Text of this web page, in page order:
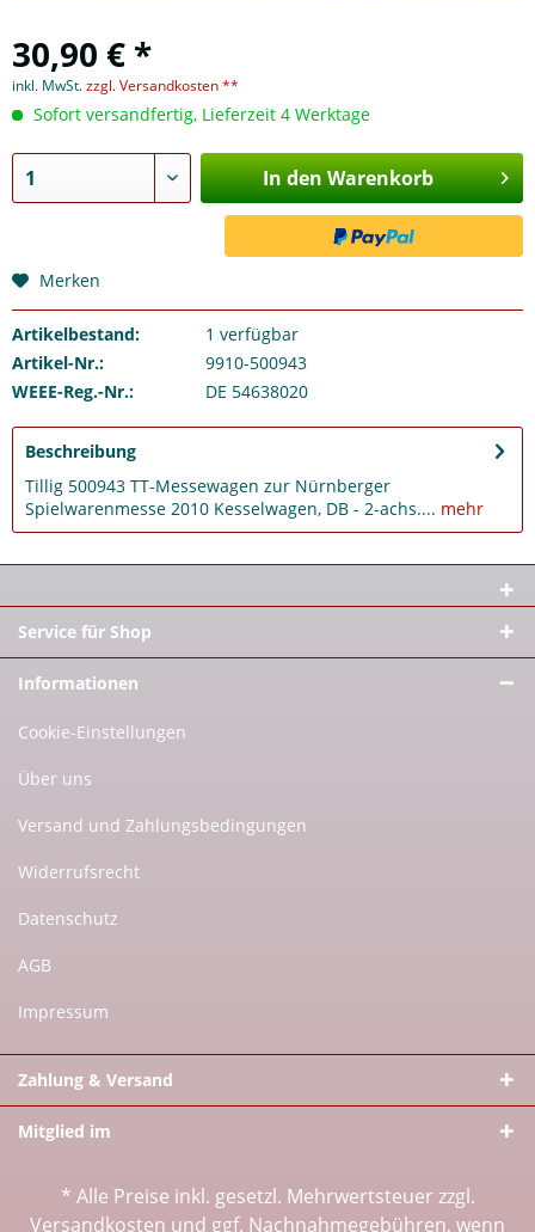
30,90 € *
inkl. MwSt.zzgl. Versandkosten **
Sofort versandfertig, Lieferzeit 4 Werktage
In den Warenkorb
Merken
Artikelbestand: 1 verfügbar
Artikel-Nr.:
9910-500943
WEEE-Reg.-Nr.:
DE 54638020
Beschreibung
Tillig 500943 TT-Messewagen zur Nürnberger
Spielwarenmesse 2010 Kesselwagen, DB - 2-achs.... mehr
Service für Shop
Informationen
Cookie-Einstellungen
Über uns
Versand und Zahlungsbedingungen
Widerrufsrecht
Datenschutz
AGB
Impressum
Zahlung & Versand
Mitglied im
* Alle Preise inkl. gesetzl. Mehrwertsteuer zzgl.
Versandkosten und ggf. Nachnahmegebühren, wenn